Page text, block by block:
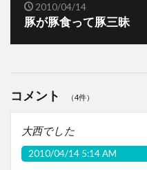
2010/04/14
豚が豚食って豚三昧
コメント （4件）
大西でした
2010/04/14 5:14 AM